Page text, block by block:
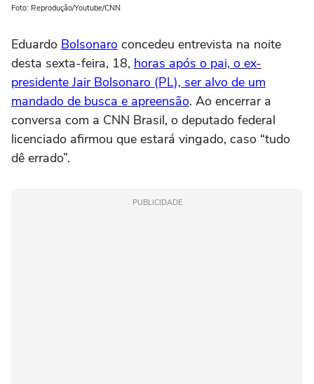
Foto: Reprodução/Youtube/CNN
Eduardo Bolsonaro concedeu entrevista na noite
desta sexta-feira, 18, horas após o pai, o ex-
presidente Jair Bolsonaro (PL), ser alvo de um
mandado de busca e apreensão. Ao encerrar a
conversa com a CNN Brasil, o deputado federal
licenciado afirmou que estará vingado, caso “tudo
dê errado”.
PUBLICIDADE